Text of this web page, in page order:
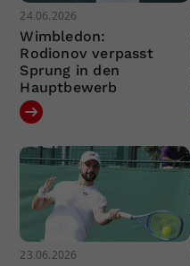
24.06.2026
Wimbledon:
Rodionov verpasst
Sprung in den
Hauptbewerb
23.06.2026